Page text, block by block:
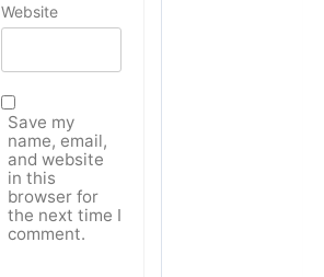
Website
Save my
name, email,
and website
in this
browser for
the next time I
comment.